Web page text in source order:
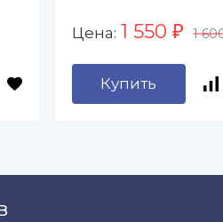
Цена: 1 550 ₽ 1
Купить